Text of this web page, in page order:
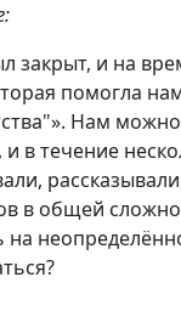
закрыт, и на
помогла
Нам
в течение
в общей
на